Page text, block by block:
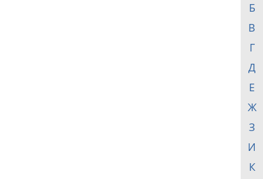
Б
В
Г
Д
Е
Ж
З
И
К